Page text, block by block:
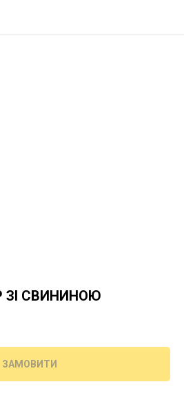
ЗІ СВИНИНОЮ
ЗАМОВИТИ